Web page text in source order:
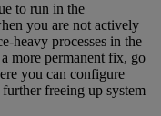
to run in the
you are not actively
heavy processes in the
more permanent fix, go
you can configure
freeing up system